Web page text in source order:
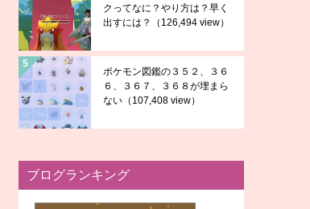
クってなに？やり方は？早く
出すには？
（126,494 view）
ポケモン図鑑の３５２、３６
６、３６７、３６８が埋まら
ない （107,408 view）
ブログランキング